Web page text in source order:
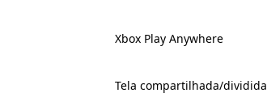
Xbox Play Anywhere
Tela compartilhada/dividida